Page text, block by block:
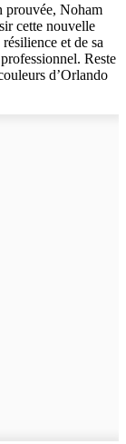
prouvée, Noham
cette nouvelle
et de sa
Reste
d’Orlando